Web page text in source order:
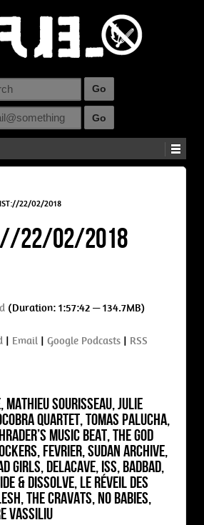
22/02/2018
22/02/2018
(Duration: 1:57:42 — 134.7MB)
Email Google Podcasts RSS
Mathieu Sourisseau, Julie
Quartet, Tomas Palucha,
Music Beat, The God
Fevrier, Sudan Archive,
Girls, Delacave, Iss, Badbad,
& Dissolve, Le Réveil Des
The Cravats, No Babies,
Vassiliu